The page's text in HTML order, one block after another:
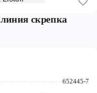
скрепка
652445-7